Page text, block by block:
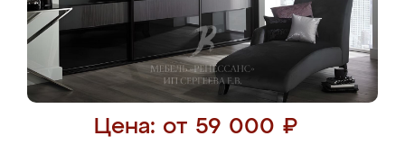
Цена: от 59 000 ₽